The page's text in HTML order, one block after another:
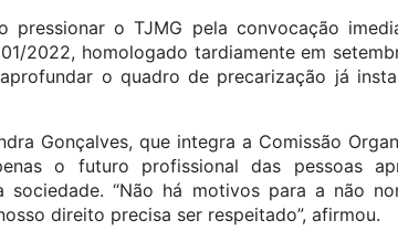
pressionar o TJMG pela convocação
2022, homologado tardiamente em
o quadro de precarização já
Gonçalves, que integra a Comissão
o futuro profissional das pessoas
“Não há motivos para a não
direito precisa ser respeitado”, afirmou.